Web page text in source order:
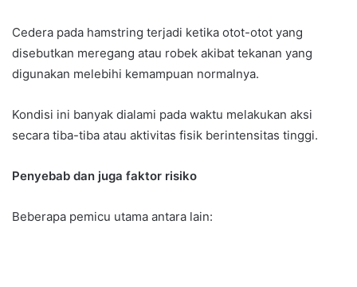
Cedera pada hamstring terjadi ketika otot-otot yang
disebutkan meregang atau robek akibat tekanan yang
digunakan melebihi kemampuan normalnya.
Kondisi ini banyak dialami pada waktu melakukan aksi
secara tiba-tiba atau aktivitas fisik berintensitas tinggi.
Penyebab dan juga faktor risiko
Beberapa pemicu utama antara lain: